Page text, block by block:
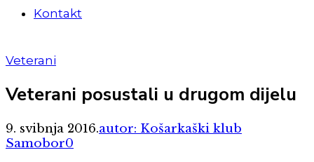
Kontakt
Veterani
Veterani posustali u drugom dijelu
9. svibnja 2016.autor: Košarkaški klub
Samobor0